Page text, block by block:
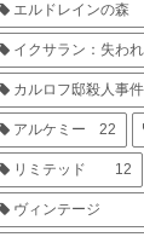
エルドレインの森
イクサラン：失わ
カルロフ邸殺人事件
アルケミー 22
リミテッド 12
ヴィンテージ